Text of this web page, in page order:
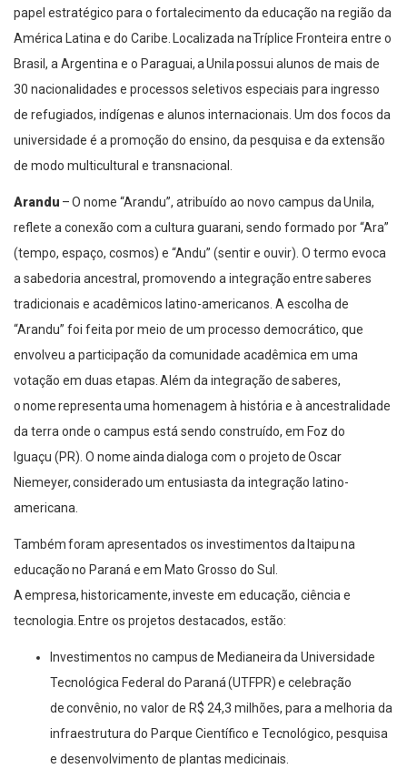
papel estratégico para o fortalecimento da educação na região da
América Latina e do Caribe. Localizada na Tríplice Fronteira entre o
Brasil, a Argentina e o Paraguai, a Unila possui alunos de mais de
30 nacionalidades e processos seletivos especiais para ingresso
de refugiados, indígenas e alunos internacionais. Um dos focos da
universidade é a promoção do ensino, da pesquisa e da extensão
de modo multicultural e transnacional.
Arandu –O nome “Arandu”, atribuído ao novo campus da Unila,
reflete a conexão com a cultura guarani, sendo formado por “Ara”
(tempo, espaço, cosmos) e “Andu” (sentir e ouvir). O termo evoca
a sabedoria ancestral, promovendo a integração entre saberes
tradicionais e acadêmicos latino-americanos. A escolha de
“Arandu” foi feita por meio de um processo democrático, que
envolveu a participação da comunidade acadêmica em uma
votação em duas etapas. Além da integração de saberes,
o nome representa uma homenagem à história e à ancestralidade
da terra onde o campus está sendo construído, em Foz do
Iguaçu (PR). O nome ainda dialoga com o projeto de Oscar
Niemeyer, considerado um entusiasta da integração latino-
americana.
Também foram apresentados os investimentos da Itaipu na
educação no Paraná e em Mato Grosso do Sul.
A empresa, historicamente, investe em educação, ciência e
tecnologia. Entre os projetos destacados, estão:
Investimentos no campus de Medianeira da Universidade
Tecnológica Federal do Paraná (UTFPR) e celebração
de convênio, no valor de R$ 24,3 milhões, para a melhoria da
infraestrutura do Parque Científico e Tecnológico, pesquisa
e desenvolvimento de plantas medicinais.